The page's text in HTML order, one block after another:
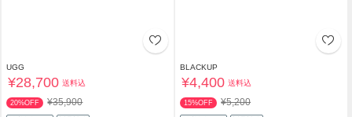
UGG
¥28,700 送料込
20%OFF ¥35,900
BLACKUP
¥4,400 送料込
15%OFF ¥5,200